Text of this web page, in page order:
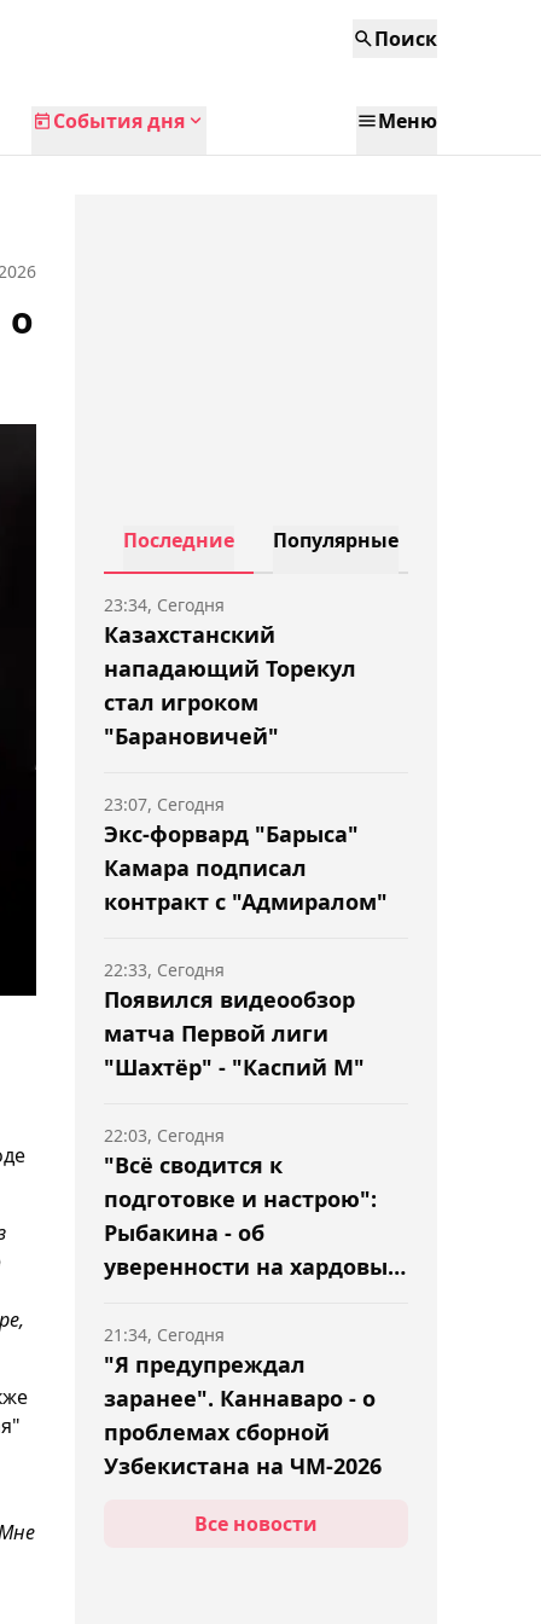
Поиск
События дня Меню
о
Последние Популярные
Казахстанский
нападающий Торекул
стал игроком
"Барановичей"
23:34, Сегодня
Экс-форвард "Барыса"
Камара подписал
контракт с "Адмиралом"
23:07, Сегодня
Появился видеообзор
матча Первой лиги
"Шахтёр" - "Каспий М"
22:33, Сегодня
"Всё сводится к
подготовке и настрою":
Рыбакина - об
уверенности на хардовых
22:03, Сегодня
"Я предупреждал
заранее". Каннаваро - о
проблемах сборной
Узбекистана на ЧМ-2026
21:34, Сегодня
21:02, СегодняВсе новости